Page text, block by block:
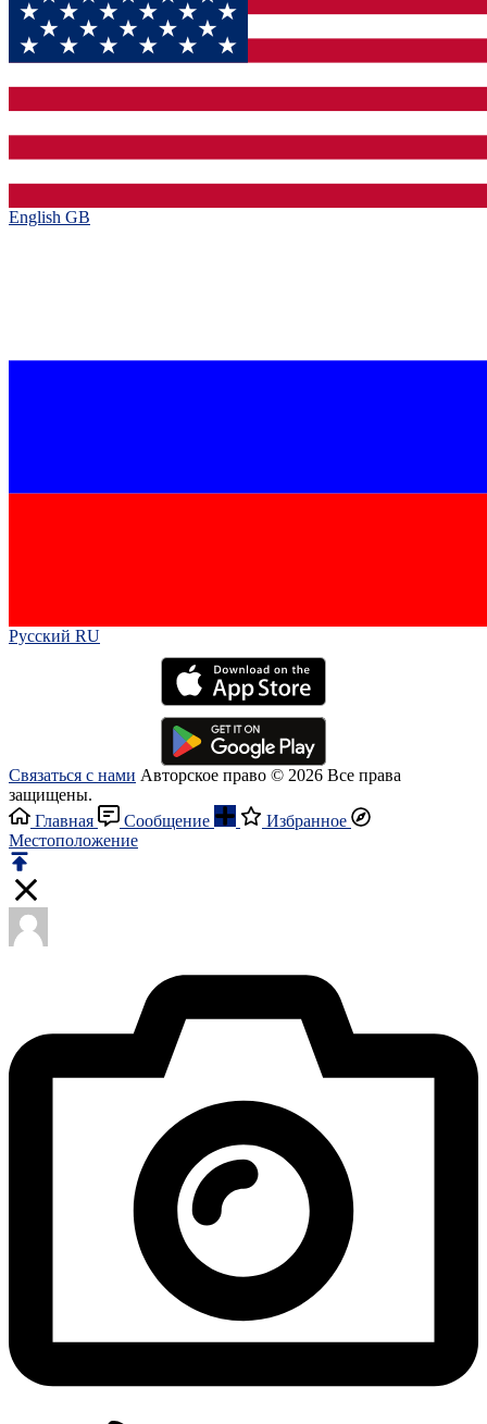
English GB‎
Русский RU‎
Связаться с нами Авторское право © 2026 Все права
защищены.
Главная
Сообщение
Избранное
Местоположение